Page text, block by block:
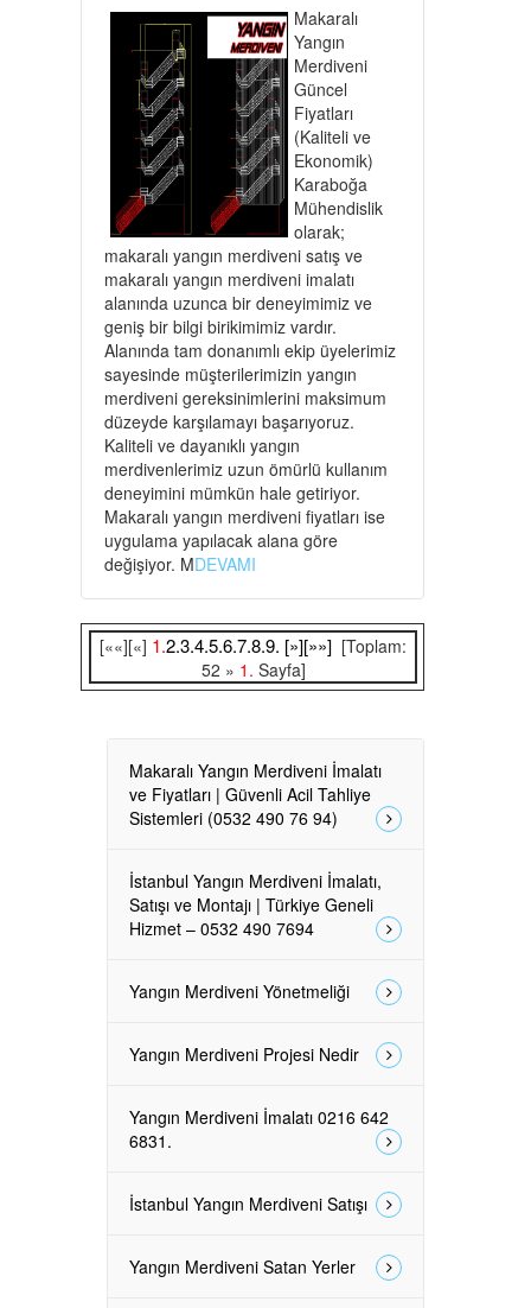
Makaralı
Yangın
Merdiveni
Güncel
Fiyatları
(Kaliteli ve
Ekonomik)
Karaboğa
Mühendislik
olarak;
makaralı yangın merdiveni satış ve
makaralı yangın merdiveni imalatı
alanında uzunca bir deneyimimiz ve
geniş bir bilgi birikimimiz vardır.
Alanında tam donanımlı ekip üyelerimiz
sayesinde müşterilerimizin yangın
merdiveni gereksinimlerini maksimum
düzeyde karşılamayı başarıyoruz.
Kaliteli ve dayanıklı yangın
merdivenlerimiz uzun ömürlü kullanım
deneyimini mümkün hale getiriyor.
Makaralı yangın merdiveni fiyatları ise
uygulama yapılacak alana göre
değişiyor. MDEVAMI
[««][«] 1.2.3.4.5.6.7.8.9. [»][»»] [Toplam:
52 » 1. Sayfa]
Makaralı Yangın Merdiveni İmalatı
ve Fiyatları | Güvenli Acil Tahliye
Sistemleri (0532 490 76 94)
İstanbul Yangın Merdiveni İmalatı,
Satışı ve Montajı | Türkiye Geneli
Hizmet – 0532 490 7694
Yangın Merdiveni Yönetmeliği
Yangın Merdiveni Projesi Nedir
Yangın Merdiveni İmalatı 0216 642
6831.
İstanbul Yangın Merdiveni Satışı
Yangın Merdiveni Satan Yerler